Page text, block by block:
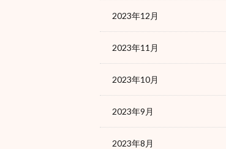
2023年12月
2023年11月
2023年10月
2023年9月
2023年8月